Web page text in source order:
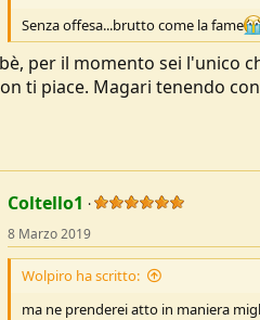
Senza offesa...brutto come la fame
per il momento sei l'unico
ti piace. Magari tenendo
Coltello1
8 Marzo 2019
Wolpiro ha scritto:
ma ne prenderei atto in maniera